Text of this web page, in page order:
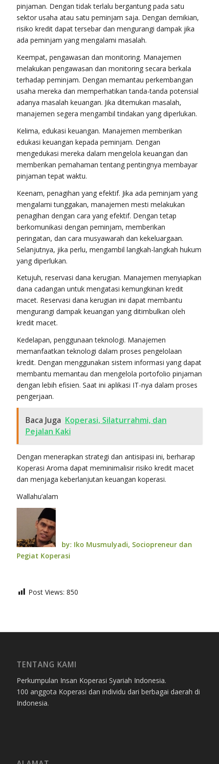
pinjaman. Dengan tidak terlalu bergantung pada satu
sektor usaha atau satu peminjam saja. Dengan demikian,
risiko kredit dapat tersebar dan mengurangi dampak jika
ada peminjam yang mengalami masalah.
Keempat, pengawasan dan monitoring. Manajemen
melakukan pengawasan dan monitoring secara berkala
terhadap peminjam. Dengan memantau perkembangan
usaha mereka dan memperhatikan tanda-tanda potensial
adanya masalah keuangan. Jika ditemukan masalah,
manajemen segera mengambil tindakan yang diperlukan.
Kelima, edukasi keuangan. Manajemen memberikan
edukasi keuangan kepada peminjam. Dengan
mengedukasi mereka dalam mengelola keuangan dan
memberikan pemahaman tentang pentingnya membayar
pinjaman tepat waktu.
Keenam, penagihan yang efektif. Jika ada peminjam yang
mengalami tunggakan, manajemen mesti melakukan
penagihan dengan cara yang efektif. Dengan tetap
berkomunikasi dengan peminjam, memberikan
peringatan, dan cara musyawarah dan kekeluargaan.
Selanjutnya, jika perlu, mengambil langkah-langkah hukum
yang diperlukan.
Ketujuh, reservasi dana kerugian. Manajemen menyiapkan
dana cadangan untuk mengatasi kemungkinan kredit
macet. Reservasi dana kerugian ini dapat membantu
mengurangi dampak keuangan yang ditimbulkan oleh
kredit macet.
Kedelapan, penggunaan teknologi. Manajemen
memanfaatkan teknologi dalam proses pengelolaan
kredit. Dengan menggunakan sistem informasi yang dapat
membantu memantau dan mengelola portofolio pinjaman
dengan lebih efisien. Saat ini aplikasi IT-nya dalam proses
pengerjaan.
Baca Juga Koperasi, Silaturrahmi, dan
Pejalan Kaki
Dengan menerapkan strategi dan antisipasi ini, berharap
Koperasi Aroma dapat meminimalisir risiko kredit macet
dan menjaga keberlanjutan keuangan koperasi.
Wallahu’alam
by: Iko Musmulyadi, Sociopreneur dan
Pegiat Koperasi
Post Views: 850
TENTANG KAMI
Perkumpulan Insan Koperasi Syariah Indonesia.
100 anggota Koperasi dan individu dari berbagai daerah di
Indonesia.